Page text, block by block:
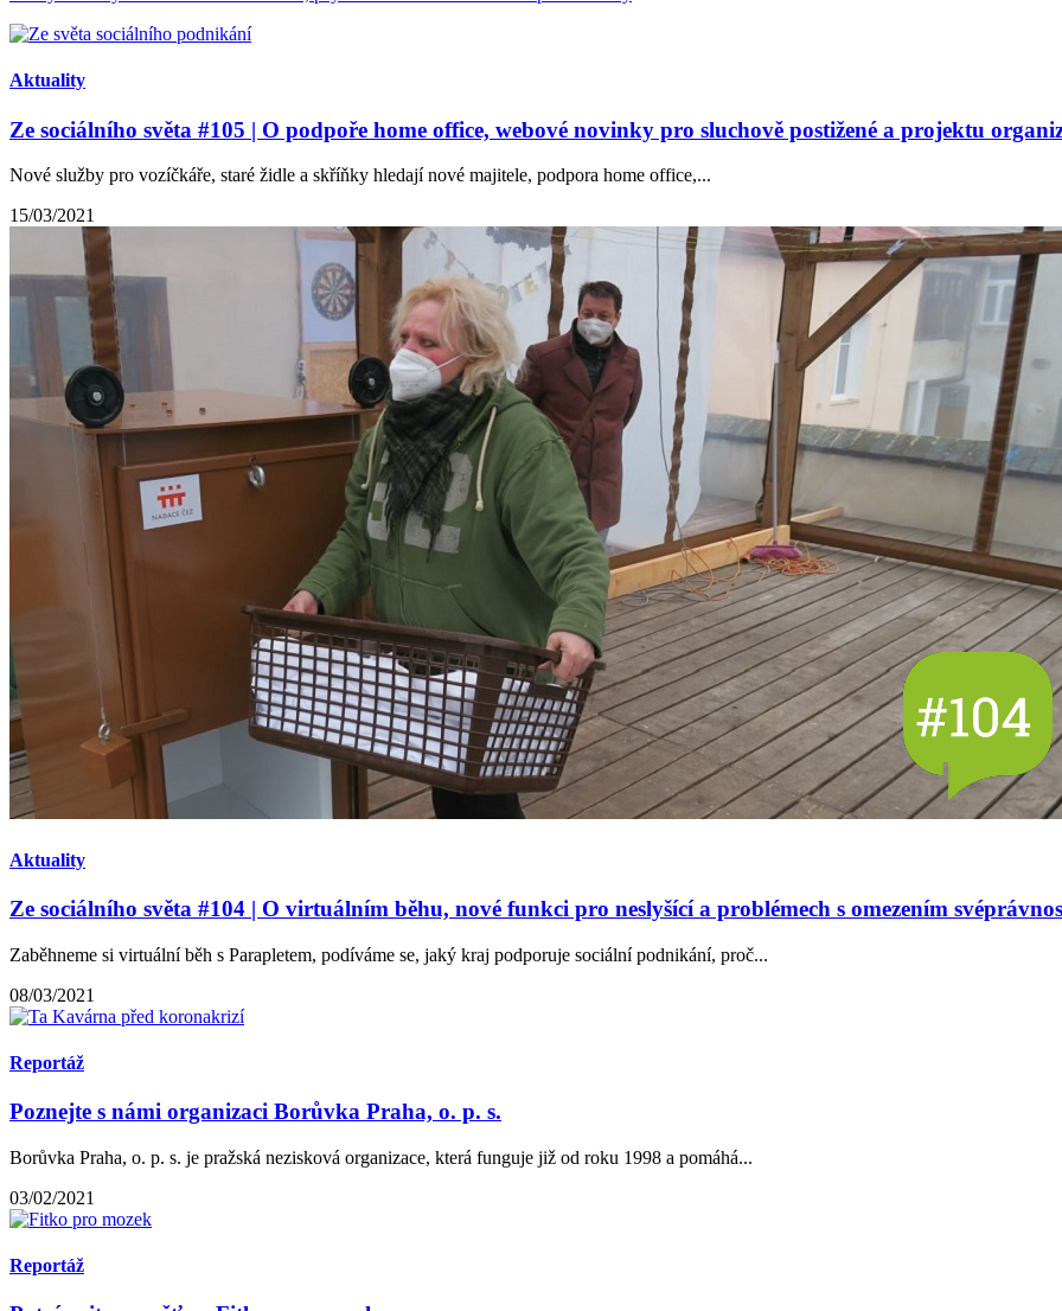
Aktuality
Ze sociálního světa #105 | O podpoře home office, webové novinky pro sluchově postižené a projektu
Nové služby pro vozíčkáře, staré židle a skříňky hledají nové majitele, podpora home office,...
15/03/2021
Aktuality
Ze sociálního světa #104 | O virtuálním běhu, nové funkci pro neslyšící a problémech s omezením
Zaběhneme si virtuální běh s Parapletem, podíváme se, jaký kraj podporuje sociální podnikání, proč...
08/03/2021
Reportáž
Poznejte s námi organizaci Borůvka Praha, o. p. s.
Borůvka Praha, o. p. s. je pražská nezisková organizace, která funguje již od roku 1998 a pomáhá...
03/02/2021
Reportáž